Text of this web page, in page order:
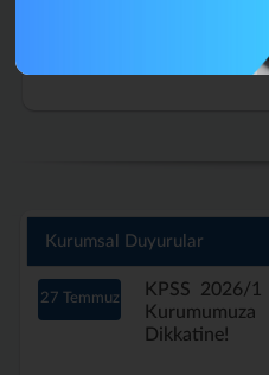
Kurumsal Duyurular
27 Temmuz
KPSS 2026/1
Dikkatine!